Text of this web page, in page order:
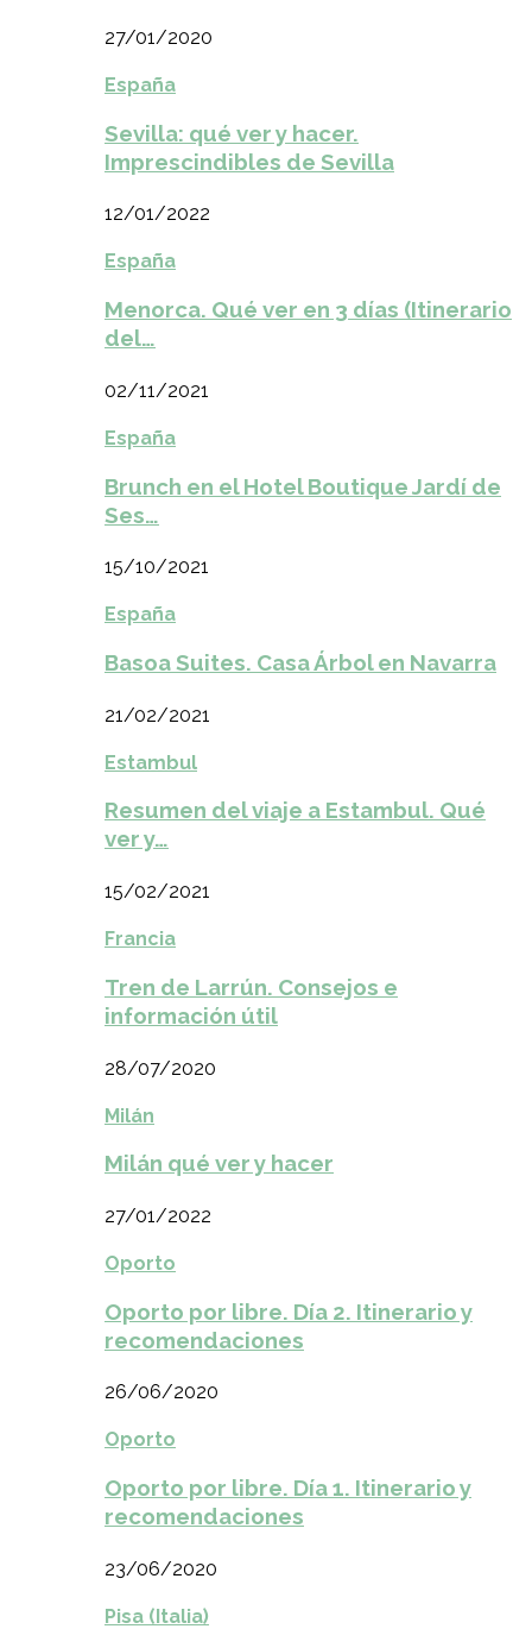
27/01/2020
España
Sevilla: qué ver y hacer.
Imprescindibles de Sevilla
12/01/2022
España
Menorca. Qué ver en 3 días (Itinerario
del…
02/11/2021
España
Brunch en el Hotel Boutique Jardí de
Ses…
15/10/2021
España
Basoa Suites. Casa Árbol en Navarra
21/02/2021
Estambul
Resumen del viaje a Estambul. Qué
ver y…
15/02/2021
Francia
Tren de Larrún. Consejos e
información útil
28/07/2020
Milán
Milán qué ver y hacer
27/01/2022
Oporto
Oporto por libre. Día 2. Itinerario y
recomendaciones
26/06/2020
Oporto
Oporto por libre. Día 1. Itinerario y
recomendaciones
23/06/2020
Pisa (Italia)